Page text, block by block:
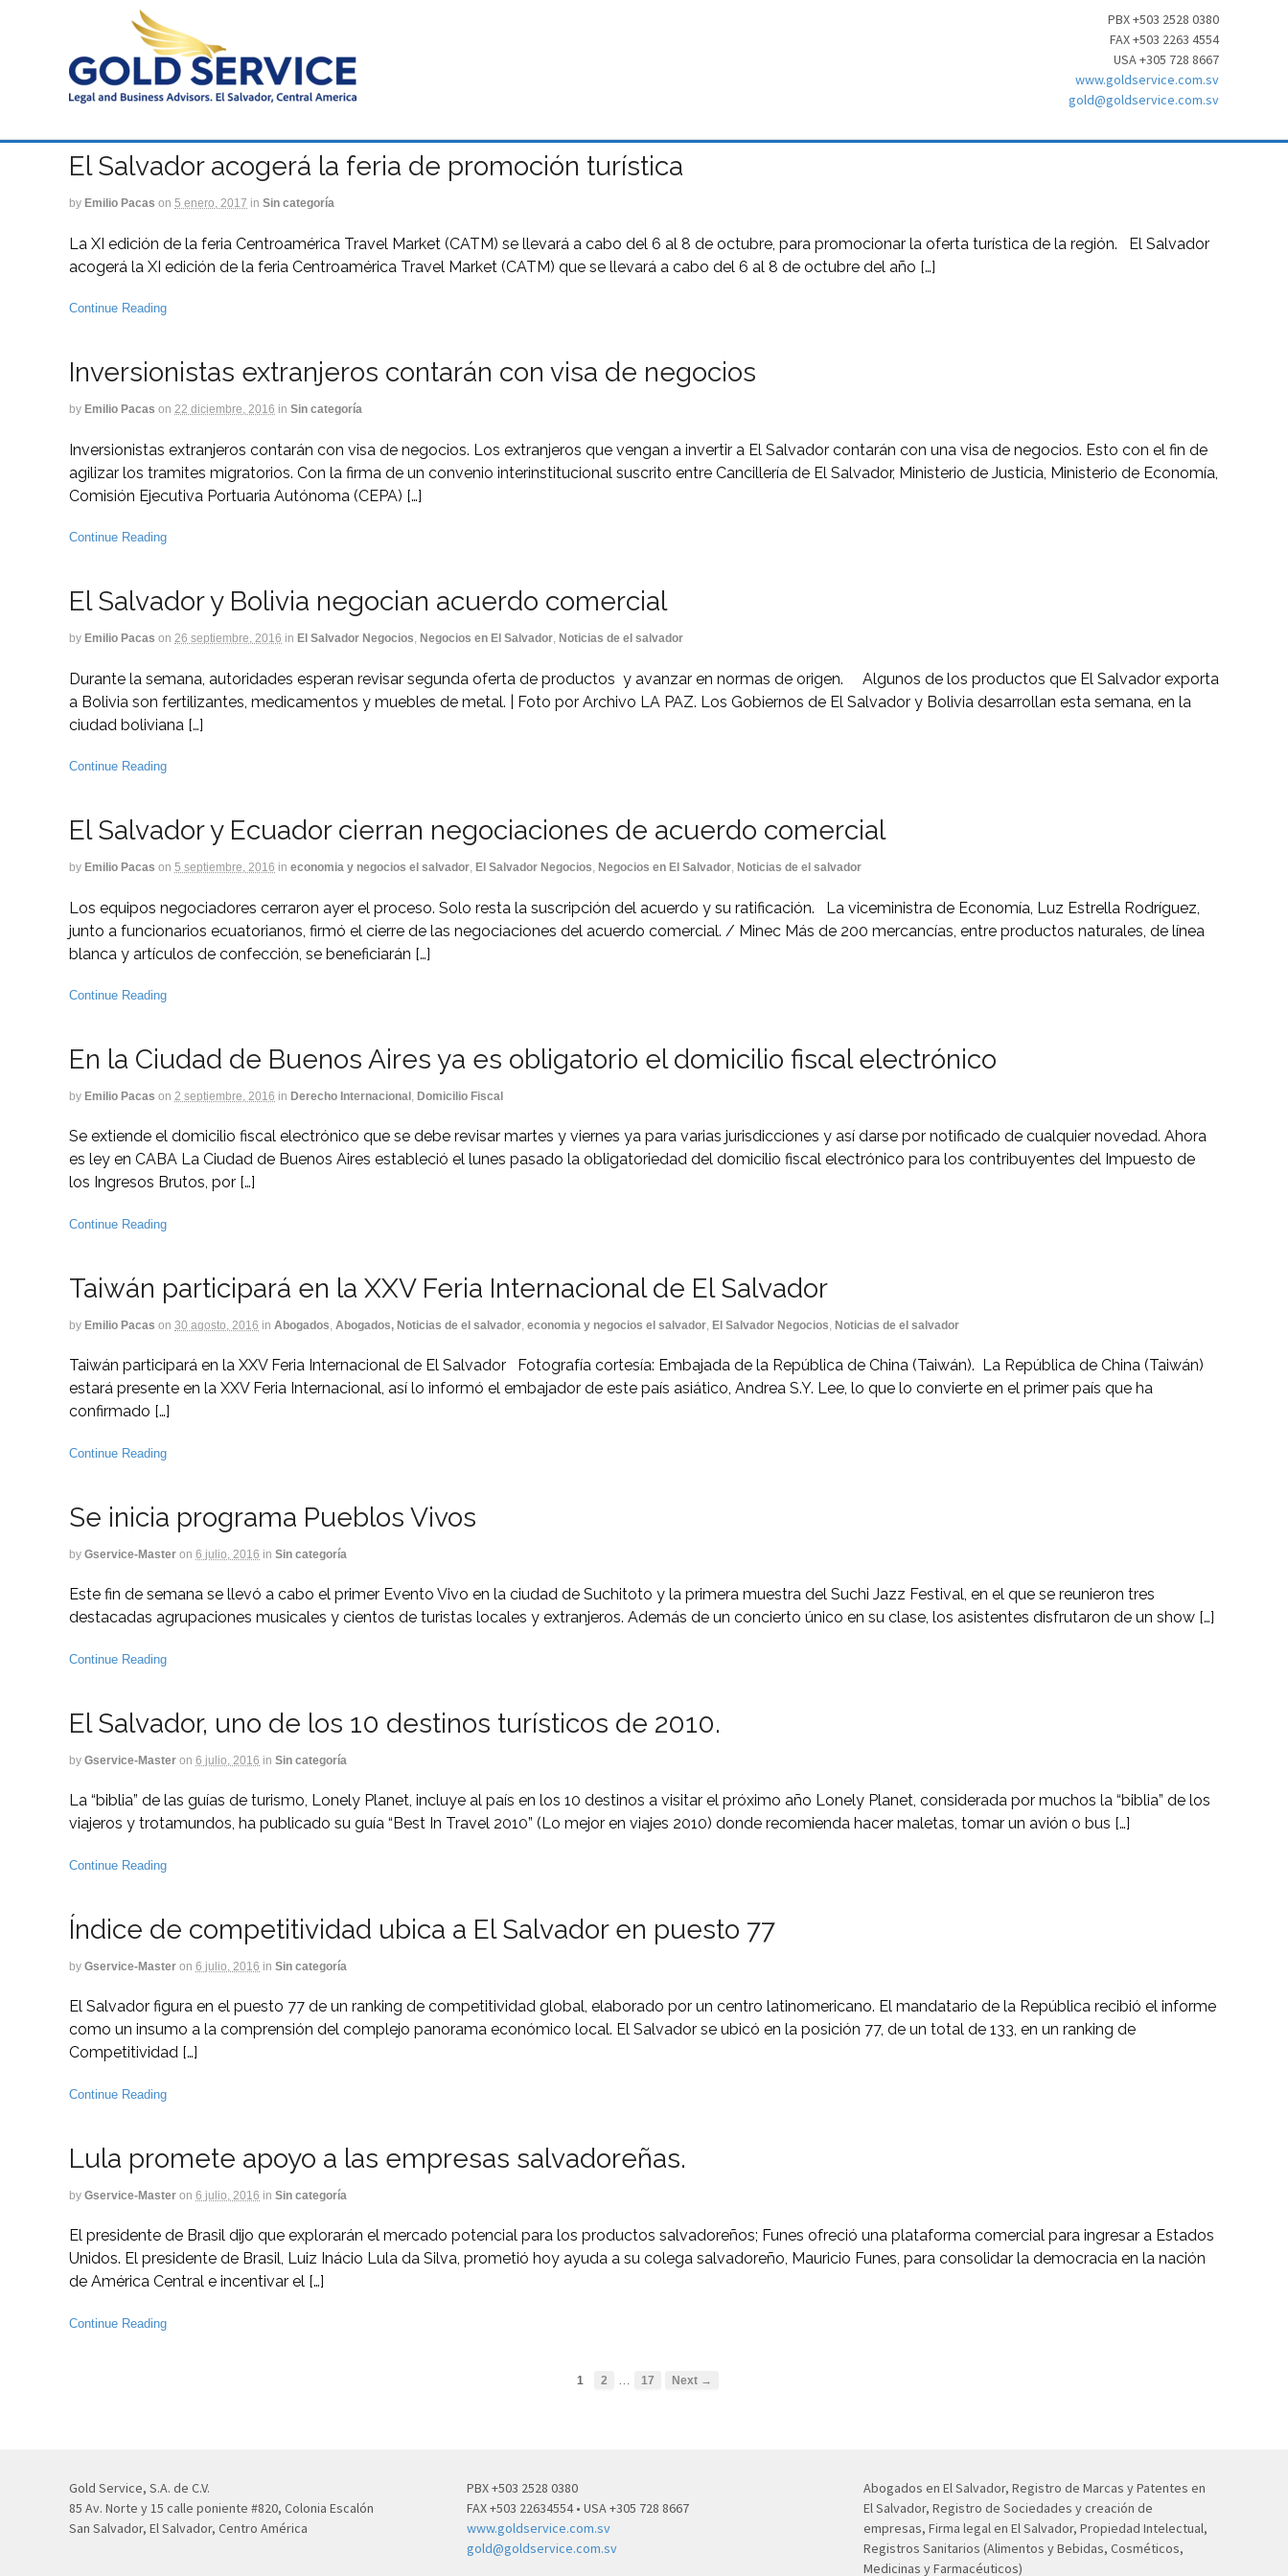
PBX +503 2528 0380
FAX +503 2263 4554
USA +305 728 8667
www.goldservice.com.sv
gold@goldservice.com.sv
El Salvador acogerá la feria de promoción turística
by Emilio Pacas on 5 enero, 2017 in Sin categoría
La XI edición de la feria Centroamérica Travel Market (CATM) se llevará a cabo del 6 al 8 de octubre, para promocionar la oferta turística de la región. El Salvador
acogerá la XI edición de la feria Centroamérica Travel Market (CATM) que se llevará a cabo del 6 al 8 de octubre del año […]
Continue Reading
Inversionistas extranjeros contarán con visa de negocios
by Emilio Pacas on 22 diciembre, 2016 in Sin categoría
Inversionistas extranjeros contarán con visa de negocios. Los extranjeros que vengan a invertir a El Salvador contarán con una visa de negocios. Esto con el fin de
agilizar los tramites migratorios. Con la firma de un convenio interinstitucional suscrito entre Cancillería de El Salvador, Ministerio de Justicia, Ministerio de Economía,
Comisión Ejecutiva Portuaria Autónoma (CEPA) […]
Continue Reading
El Salvador y Bolivia negocian acuerdo comercial
by Emilio Pacas on 26 septiembre, 2016 in El Salvador Negocios, Negocios en El Salvador, Noticias de el salvador
Durante la semana, autoridades esperan revisar segunda oferta de productos y avanzar en normas de origen. Algunos de los productos que El Salvador exporta
a Bolivia son fertilizantes, medicamentos y muebles de metal. | Foto por Archivo LA PAZ. Los Gobiernos de El Salvador y Bolivia desarrollan esta semana, en la
ciudad boliviana […]
Continue Reading
El Salvador y Ecuador cierran negociaciones de acuerdo comercial
by Emilio Pacas on 5 septiembre, 2016 in economia y negocios el salvador, El Salvador Negocios, Negocios en El Salvador, Noticias de el salvador
Los equipos negociadores cerraron ayer el proceso. Solo resta la suscripción del acuerdo y su ratificación. La viceministra de Economía, Luz Estrella Rodríguez,
junto a funcionarios ecuatorianos, firmó el cierre de las negociaciones del acuerdo comercial. / Minec Más de 200 mercancías, entre productos naturales, de línea
blanca y artículos de confección, se beneficiarán […]
Continue Reading
En la Ciudad de Buenos Aires ya es obligatorio el domicilio fiscal electrónico
by Emilio Pacas on 2 septiembre, 2016 in Derecho Internacional, Domicilio Fiscal
Se extiende el domicilio fiscal electrónico que se debe revisar martes y viernes ya para varias jurisdicciones y así darse por notificado de cualquier novedad. Ahora
es ley en CABA La Ciudad de Buenos Aires estableció el lunes pasado la obligatoriedad del domicilio fiscal electrónico para los contribuyentes del Impuesto de
los Ingresos Brutos, por […]
Continue Reading
Taiwán participará en la XXV Feria Internacional de El Salvador
by Emilio Pacas on 30 agosto, 2016 in Abogados, Abogados, Noticias de el salvador, economia y negocios el salvador, El Salvador Negocios, Noticias de el salvador
Taiwán participará en la XXV Feria Internacional de El Salvador Fotografía cortesía: Embajada de la República de China (Taiwán). La República de China (Taiwán)
estará presente en la XXV Feria Internacional, así lo informó el embajador de este país asiático, Andrea S.Y. Lee, lo que lo convierte en el primer país que ha
confirmado […]
Continue Reading
Se inicia programa Pueblos Vivos
by Gservice-Master on 6 julio, 2016 in Sin categoría
Este fin de semana se llevó a cabo el primer Evento Vivo en la ciudad de Suchitoto y la primera muestra del Suchi Jazz Festival, en el que se reunieron tres
destacadas agrupaciones musicales y cientos de turistas locales y extranjeros. Además de un concierto único en su clase, los asistentes disfrutaron de un show […]
Continue Reading
El Salvador, uno de los 10 destinos turísticos de 2010.
by Gservice-Master on 6 julio, 2016 in Sin categoría
La “biblia” de las guías de turismo, Lonely Planet, incluye al país en los 10 destinos a visitar el próximo año Lonely Planet, considerada por muchos la “biblia” de los
viajeros y trotamundos, ha publicado su guía “Best In Travel 2010” (Lo mejor en viajes 2010) donde recomienda hacer maletas, tomar un avión o bus […]
Continue Reading
Índice de competitividad ubica a El Salvador en puesto 77
by Gservice-Master on 6 julio, 2016 in Sin categoría
El Salvador figura en el puesto 77 de un ranking de competitividad global, elaborado por un centro latinomericano. El mandatario de la República recibió el informe
como un insumo a la comprensión del complejo panorama económico local. El Salvador se ubicó en la posición 77, de un total de 133, en un ranking de
Competitividad […]
Continue Reading
Lula promete apoyo a las empresas salvadoreñas.
by Gservice-Master on 6 julio, 2016 in Sin categoría
El presidente de Brasil dijo que explorarán el mercado potencial para los productos salvadoreños; Funes ofreció una plataforma comercial para ingresar a Estados
Unidos. El presidente de Brasil, Luiz Inácio Lula da Silva, prometió hoy ayuda a su colega salvadoreño, Mauricio Funes, para consolidar la democracia en la nación
de América Central e incentivar el […]
Continue Reading
1 2 17 Next →
Gold Service, S.A. de C.V.
85 Av. Norte y 15 calle poniente #820, Colonia Escalón
San Salvador, El Salvador, Centro América
PBX +503 2528 0380
FAX +503 22634554 • USA +305 728 8667
www.goldservice.com.sv
gold@goldservice.com.sv
Abogados en El Salvador, Registro de Marcas y Patentes en
El Salvador, Registro de Sociedades y creación de
empresas, Firma legal en El Salvador, Propiedad Intelectual,
Registros Sanitarios (Alimentos y Bebidas, Cosméticos,
Medicinas y Farmacéuticos)